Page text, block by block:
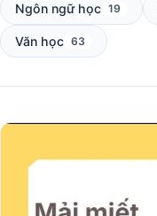
Ngôn ngữ học 19
Văn học 63